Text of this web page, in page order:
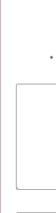
*